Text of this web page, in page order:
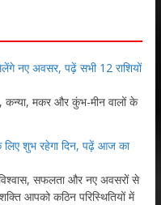
नए अवसर, पढ़ें सभी 12 राशियों
कन्या, मकर और कुंभ-मीन वालों के
शुभ रहेगा दिन, पढ़ें आज का
सफलता और नए अवसरों से
आपको कठिन परिस्थितियों में